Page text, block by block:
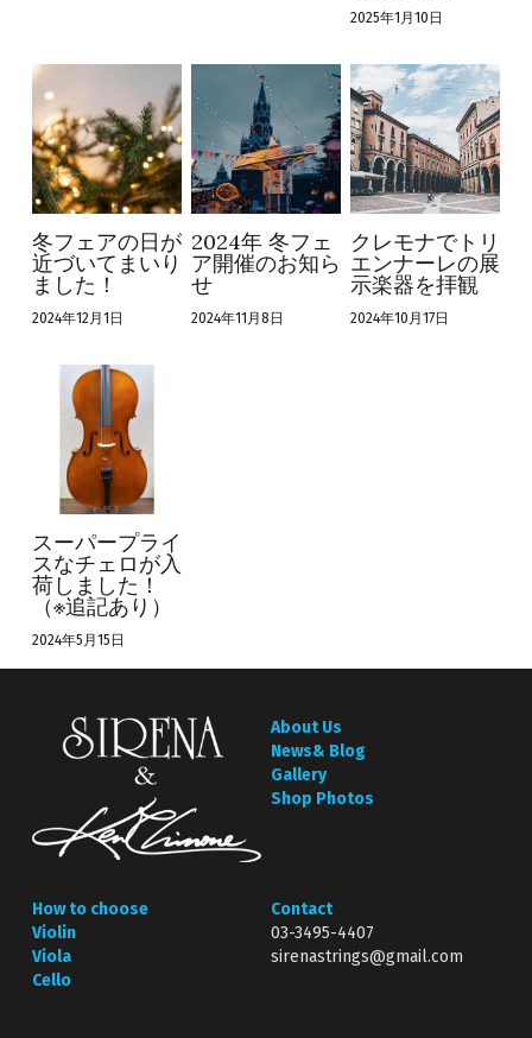
Repair Services
Restoration
Staff
Q&A
SNS
Contact
2025年1月10日
冬フェアの日が
近づいてまいり
ました！
2024年12月1日
2024年 冬フェ
ア開催のお知ら
せ
2024年11月8日
クレモナでトリ
エンナーレの展
示楽器を拝観
2024年10月17日
スーパープライ
スなチェロが入
荷しました！
（※追記あり）
2024年5月15日
About Us
News& Blog
Gallery
Shop Photos
How to choose
Violin
Viola
Cello
Contact
03-3495-4407
sirenastrings@gmail.com